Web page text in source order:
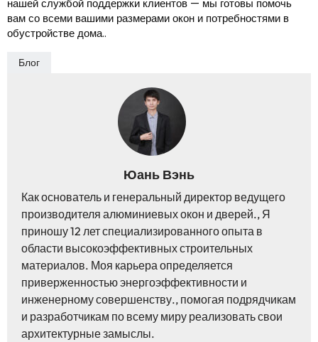
нашей службой поддержки клиентов — мы готовы помочь
вам со всеми вашими размерами окон и потребностями в
обустройстве дома..
Блог
Юань Вэнь
Как основатель и генеральный директор ведущего
производителя алюминиевых окон и дверей., Я
приношу 12 лет специализированного опыта в
области высокоэффективных строительных
материалов. Моя карьера определяется
приверженностью энергоэффективности и
инженерному совершенству., помогая подрядчикам
и разработчикам по всему миру реализовать свои
архитектурные замыслы.